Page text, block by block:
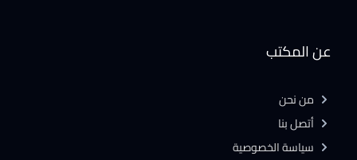
عن المكتب
من نحن
أتصل بنا
سياسة الخصوصية